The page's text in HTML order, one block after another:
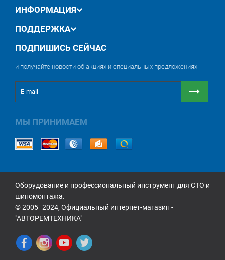
ИНФОРМАЦИЯ
ПОДДЕРЖКА
ПОДПИШИСЬ СЕЙЧАС
и получайте новости об акциях и специальных предложениях
МЫ ПРИНИМАЕМ
Оборудование и профессиональный инструмент для СТО и
шиномонтажа.
© 2005‒2024, Официальный интернет-магазин -
"АВТОРЕМТЕХНИКА"